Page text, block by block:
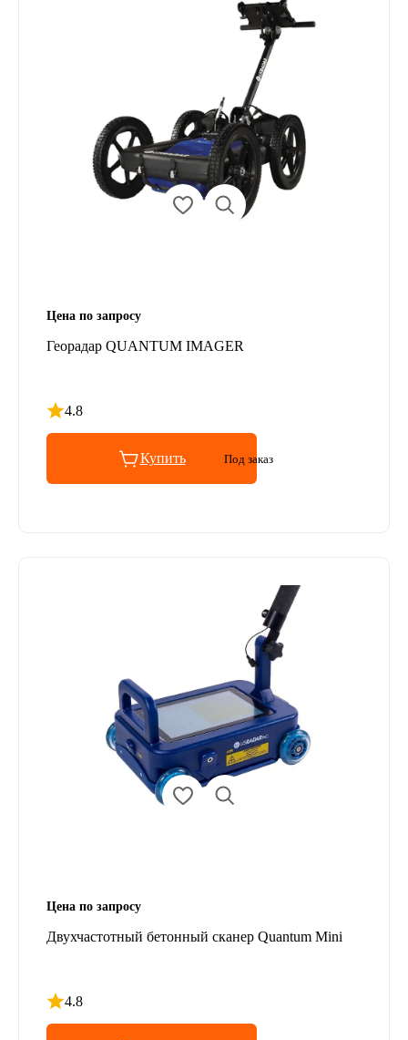
Цена по запросу
Георадар QUANTUM IMAGER
4.8
Рейтинг 4.8 из 5
Купить Под заказ
Цена по запросу
Двухчастотный бетонный сканер Quantum Mini
4.8
Рейтинг 4.8 из 5